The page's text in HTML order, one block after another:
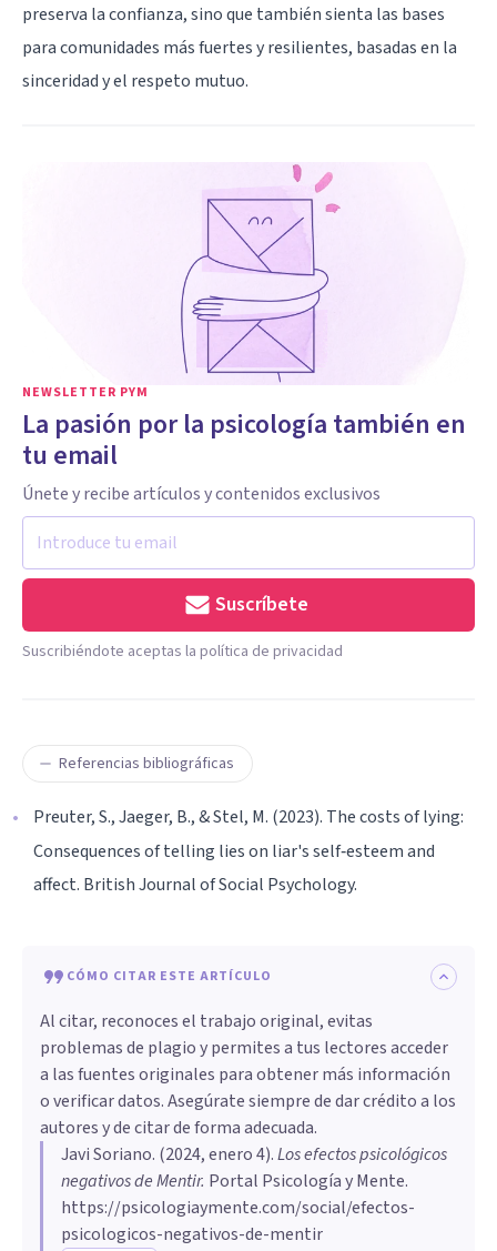
preserva la confianza, sino que también sienta las bases
para comunidades más fuertes y resilientes, basadas en la
sinceridad y el respeto mutuo.
NEWSLETTER PYM
La pasión por la psicología también en
tu email
Únete y recibe artículos y contenidos exclusivos
Suscríbete
Suscribiéndote aceptas la política de privacidad
Referencias bibliográficas
Preuter, S., Jaeger, B., & Stel, M. (2023). The costs of lying:
Consequences of telling lies on liar's self‐esteem and
affect. British Journal of Social Psychology.
CÓMO CITAR ESTE ARTÍCULO
Al citar, reconoces el trabajo original, evitas
problemas de plagio y permites a tus lectores acceder
a las fuentes originales para obtener más información
o verificar datos. Asegúrate siempre de dar crédito a los
autores y de citar de forma adecuada.
Javi Soriano. (2024, enero 4).Los efectos psicológicos
negativos de Mentir. Portal Psicología y Mente.
https://psicologiaymente.com/social/efectos-
psicologicos-negativos-de-mentir